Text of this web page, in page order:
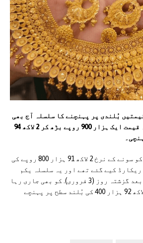
بُلندی پر پہنچنے کا سلسلہ آج بھی
جاری رہا. اور فی تولہ قیمت ایک ہزار 900 روپے بڑھ کر 2 لاکھ 94
واضح رہے کہ 31 جنوری کو سونے کے نرخ 2 لاکھ 91 ہزار 800 روپے کی
کیے گئے تھے اور یہ سلسلہ یکم
فروری (بروز ہفتہ) کے بعد گزشتہ روز (3 فروری). کو بھی جاری رہا
تھا جب فی تولہ دام 2 لاکھ 92 ہزار 400 کی بُلند سطح پر پہنچے